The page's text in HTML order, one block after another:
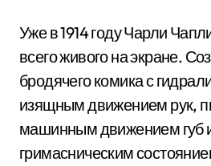
Уже в 1914 году Чарли
всего живого на экране.
бродячего комика с
изящным движением рук,
машинным движением губ
гримасническим